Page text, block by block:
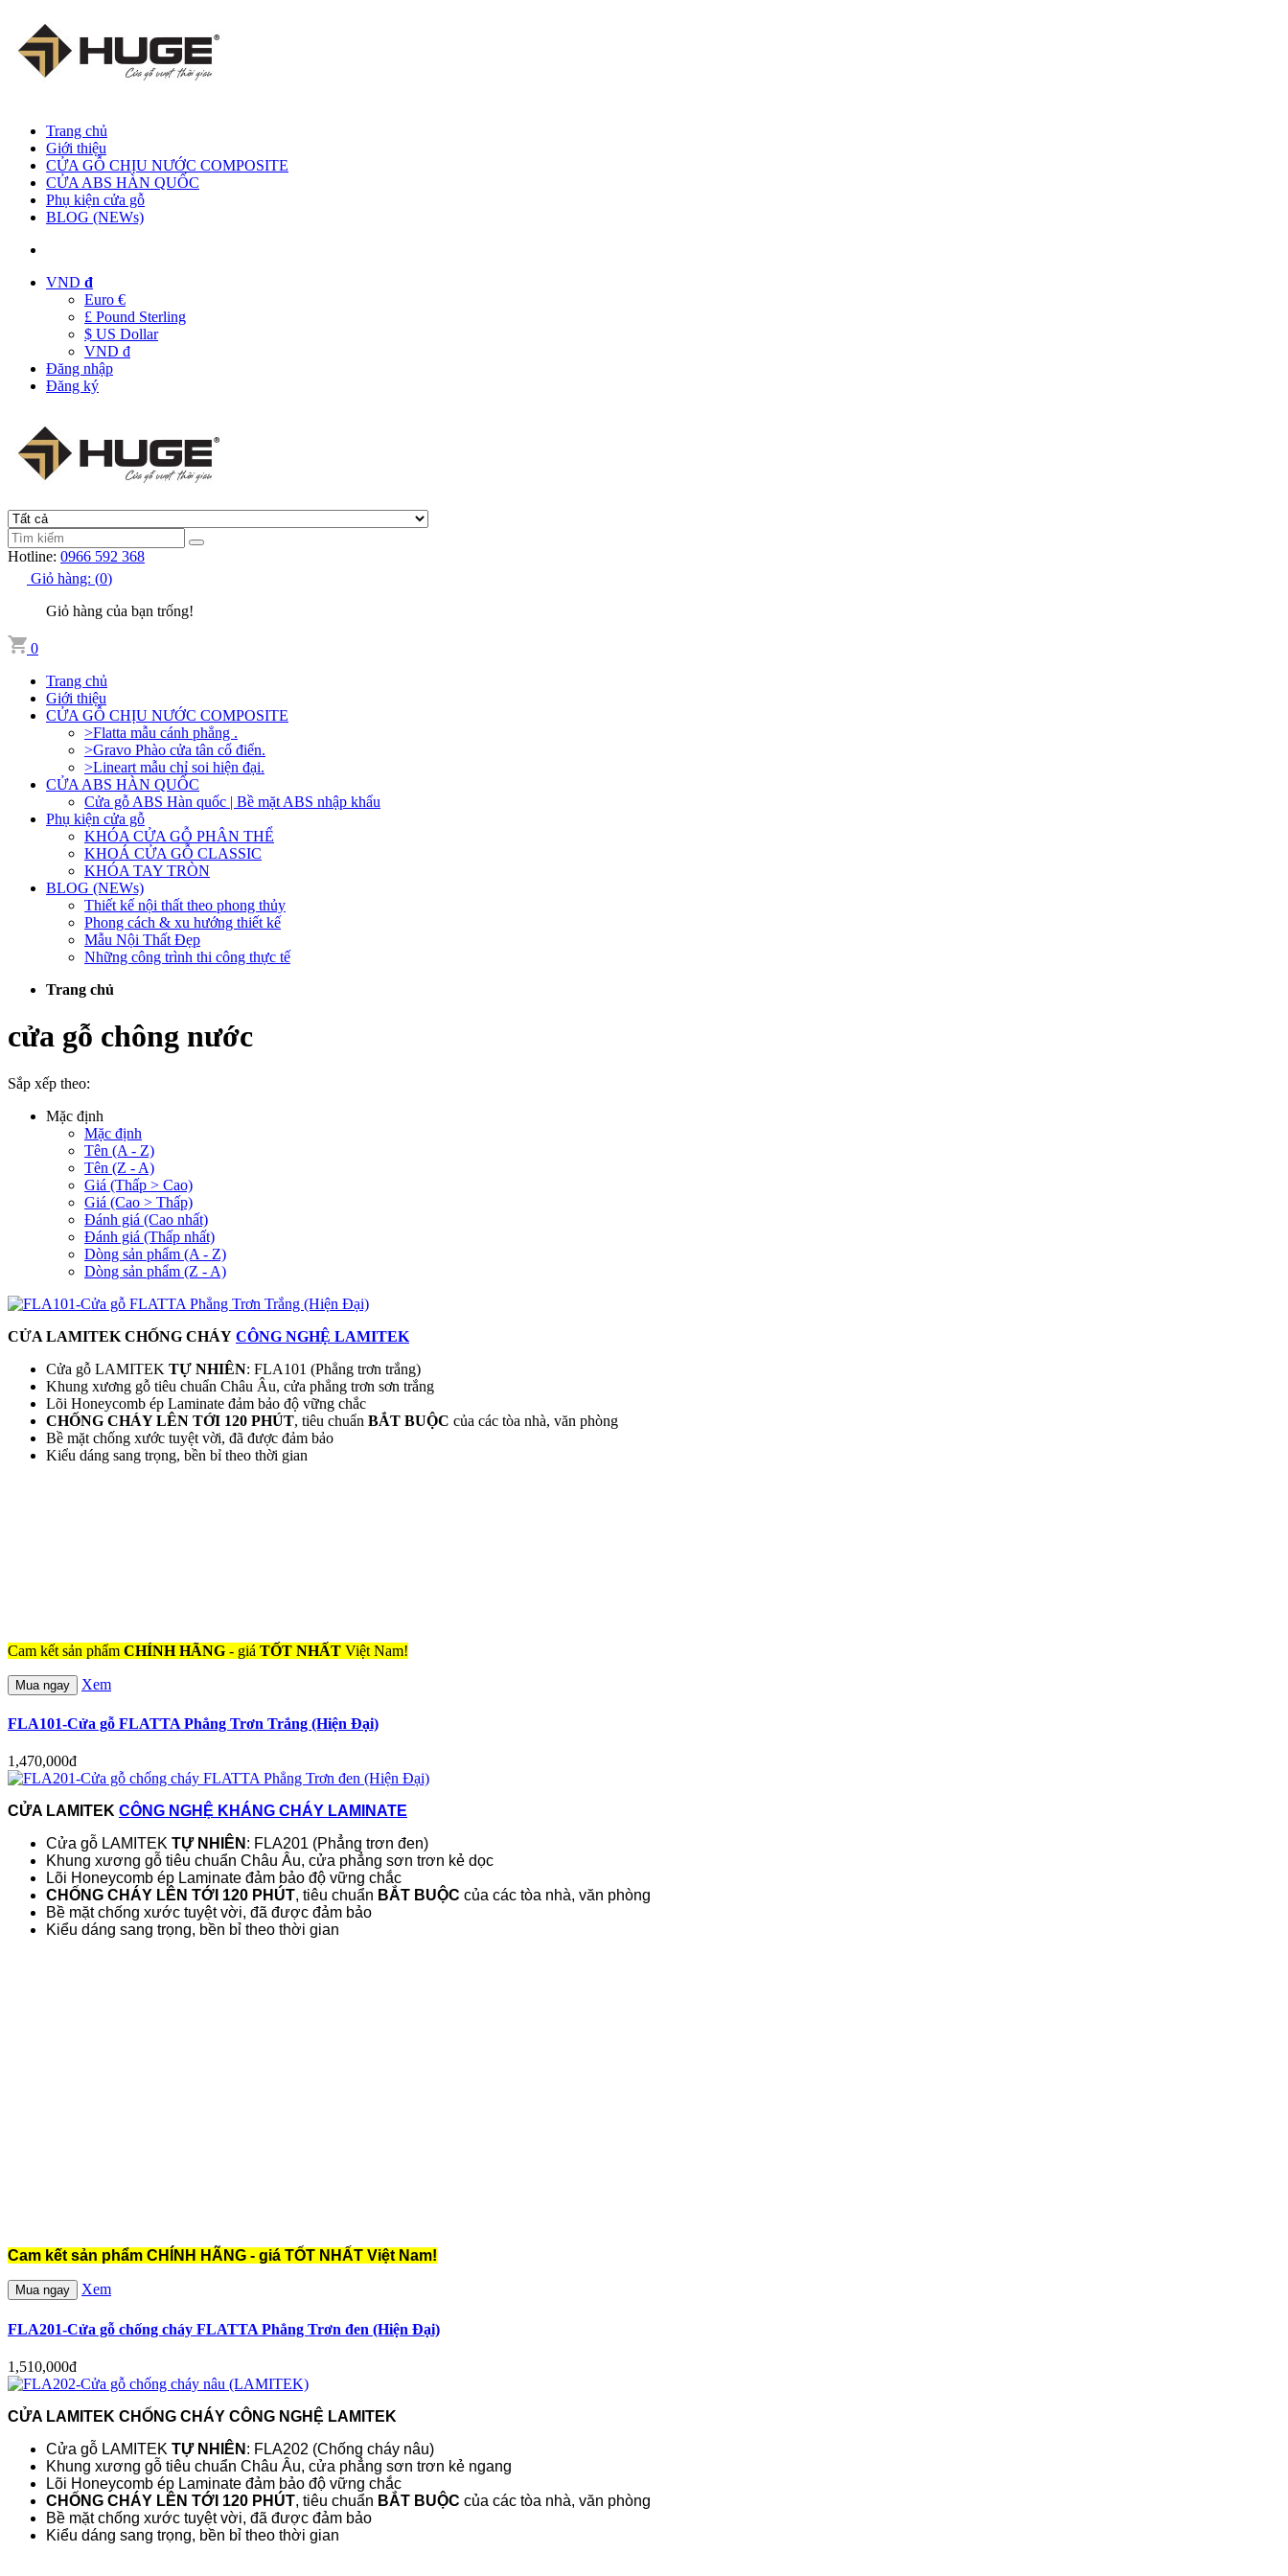
Trang chủ
Giới thiệu
CỬA GỖ CHỊU NƯỚC COMPOSITE
CỬA ABS HÀN QUỐC
Phụ kiện cửa gỗ
BLOG (NEWs)
VND đ
Euro €
£ Pound Sterling
$ US Dollar
VND đ
Đăng nhập
Đăng ký
Hotline: 0966 592 368
Giỏ hàng: (0)
Giỏ hàng của bạn trống!
0
Trang chủ
Giới thiệu
CỬA GỖ CHỊU NƯỚC COMPOSITE
>Flatta mẫu cánh phẳng .
>Gravo Phào cửa tân cổ điển.
>Lineart mẫu chỉ soi hiện đại.
CỬA ABS HÀN QUỐC
Cửa gỗ ABS Hàn quốc | Bề mặt ABS nhập khẩu
Phụ kiện cửa gỗ
KHÓA CỬA GỖ PHÂN THỂ
KHOÁ CỬA GỖ CLASSIC
KHÓA TAY TRÒN
BLOG (NEWs)
Thiết kế nội thất theo phong thủy
Phong cách & xu hướng thiết kế
Mẫu Nội Thất Đẹp
Những công trình thi công thực tế
Trang chủ
cửa gỗ chông nước
Sắp xếp theo:
Mặc định
Mặc định
Tên (A - Z)
Tên (Z - A)
Giá (Thấp > Cao)
Giá (Cao > Thấp)
Đánh giá (Cao nhất)
Đánh giá (Thấp nhất)
Dòng sản phẩm (A - Z)
Dòng sản phẩm (Z - A)
CỬA LAMITEK CHỐNG CHÁY CÔNG NGHỆ LAMITEK
Cửa gỗ LAMITEK TỰ NHIÊN: FLA101 (Phẳng trơn trắng)
Khung xương gỗ tiêu chuẩn Châu Âu, cửa phẳng trơn sơn trắng
Lõi Honeycomb ép Laminate đảm bảo độ vững chắc
CHỐNG CHÁY LÊN TỚI 120 PHÚT, tiêu chuẩn BẮT BUỘC của các tòa nhà, văn phòng
Bề mặt chống xước tuyệt vời, đã được đảm bảo
Kiểu dáng sang trọng, bền bỉ theo thời gian
Cam kết sản phẩm CHÍNH HÃNG - giá TỐT NHẤT Việt Nam!
Mua ngay Xem
FLA101-Cửa gỗ FLATTA Phẳng Trơn Trắng (Hiện Đại)
1,470,000đ
CỬA LAMITEK CÔNG NGHỆ KHÁNG CHÁY LAMINATE
Cửa gỗ LAMITEK TỰ NHIÊN : FLA201 (Phẳng trơn đen)
Khung xương gỗ tiêu chuẩn Châu Âu, cửa phẳng sơn trơn kẻ dọc
Lõi Honeycomb ép Laminate đảm bảo độ vững chắc
CHỐNG CHÁY LÊN TỚI 120 PHÚT, tiêu chuẩn BẮT BUỘC của các tòa nhà, văn phòng
Bề mặt chống xước tuyệt vời, đã được đảm bảo
Kiểu dáng sang trọng, bền bỉ theo thời gian
Cam kết sản phẩm CHÍNH HÃNG - giá TỐT NHẤT Việt Nam!
Mua ngay Xem
FLA201-Cửa gỗ chống cháy FLATTA Phẳng Trơn đen (Hiện Đại)
1,510,000đ
CỬA LAMITEK CHỐNG CHÁY CÔNG NGHỆ LAMITEK
Cửa gỗ LAMITEK TỰ NHIÊN : FLA202 (Chống cháy nâu)
Khung xương gỗ tiêu chuẩn Châu Âu, cửa phẳng sơn trơn kẻ ngang
Lõi Honeycomb ép Laminate đảm bảo độ vững chắc
CHỐNG CHÁY LÊN TỚI 120 PHÚT, tiêu chuẩn BẮT BUỘC của các tòa nhà, văn phòng
Bề mặt chống xước tuyệt vời, đã được đảm bảo
Kiểu dáng sang trọng, bền bỉ theo thời gian